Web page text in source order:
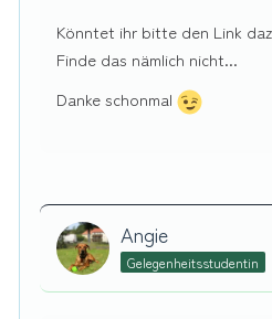
Könntet ihr bitte den Link
Finde das nämlich nicht...
Danke schonmal
Angie
Gelegenheitsstudentin